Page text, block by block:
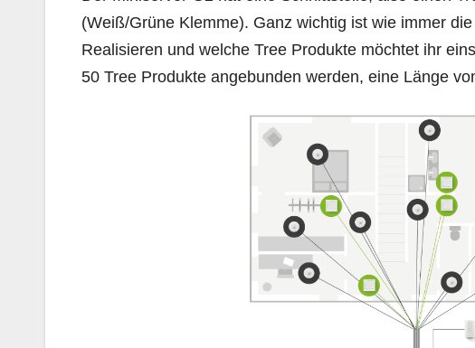
(Weiß/Grüne Klemme). Ganz wichtig ist wie immer
Realisieren und welche Tree Produkte möchtet ihr
50 Tree Produkte angebunden werden, eine Länge